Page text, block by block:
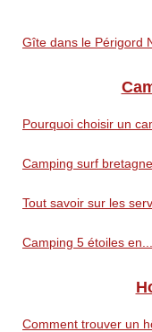
Gîte dans le Périgord
Pourquoi choisir un
Camping surf
Tout savoir sur les
Camping 5 étoiles en...
Comment trouver un